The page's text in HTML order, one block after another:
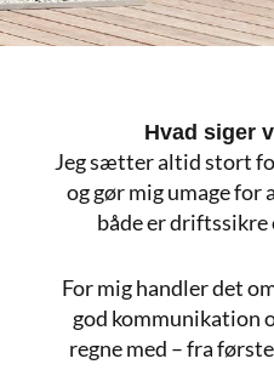
Hvad siger
Jeg sætter altid stort
og gør mig umage for
både er
For mig handler det
god kommunikation
regne med – fra